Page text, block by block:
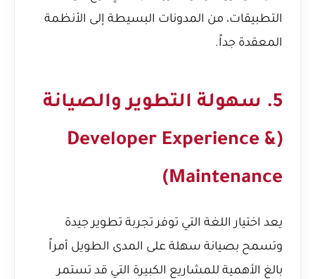
التطبيقات، من المدونات البسيطة إلى الأنظمة
المعقدة جداً.
5. سهولة التطوير والصيانة
(Developer Experience &
Maintenance)
يعد اختيار اللغة التي توفر تجربة تطوير جيدة
وتسمح بصيانة سهلة على المدى الطويل أمراً
بالغ الأهمية للمشاريع الكبيرة التي قد تستمر